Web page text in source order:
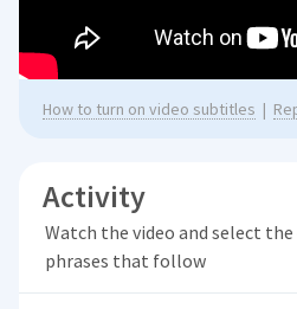
How to turn on video subtitles |
Activity
Watch the video and select
phrases that follow